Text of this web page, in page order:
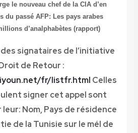
le nouveau chef de la CIA d’en
du passé AFP: Les pays arabes
d’analphabètes (rapport)
signataires de l’initiative
de Retour :
fr/listfr.html Celles
signer cet appel sont
Nom, Pays de résidence
de la Tunisie sur le mél de